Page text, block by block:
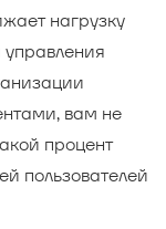
нагрузку
вам не
процент
пользователей